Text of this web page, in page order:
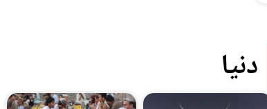
دنيا